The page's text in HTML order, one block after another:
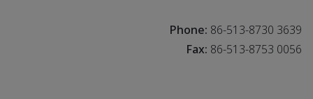
Phone:86-513-8730 3639
Fax:86-513-8753 0056